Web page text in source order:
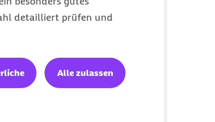
detailliert prüfen und
Alle zulassen